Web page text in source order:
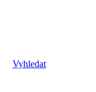
Vyhledat